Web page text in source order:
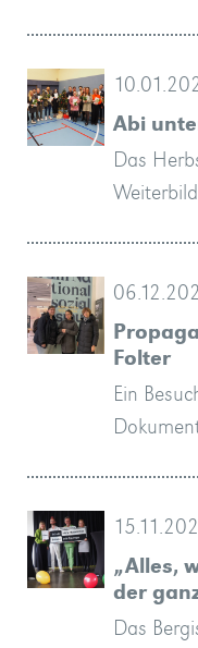
Abi
Das
Folter
Ein
„Alles,
der
Das